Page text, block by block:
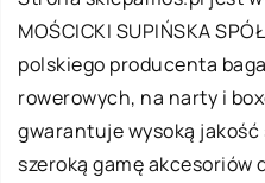
MOŚCICKI SUPIŃSKA
polskiego producenta
rowerowych, na narty i
gwarantuje wysoką
szeroką gamę akcesoriów